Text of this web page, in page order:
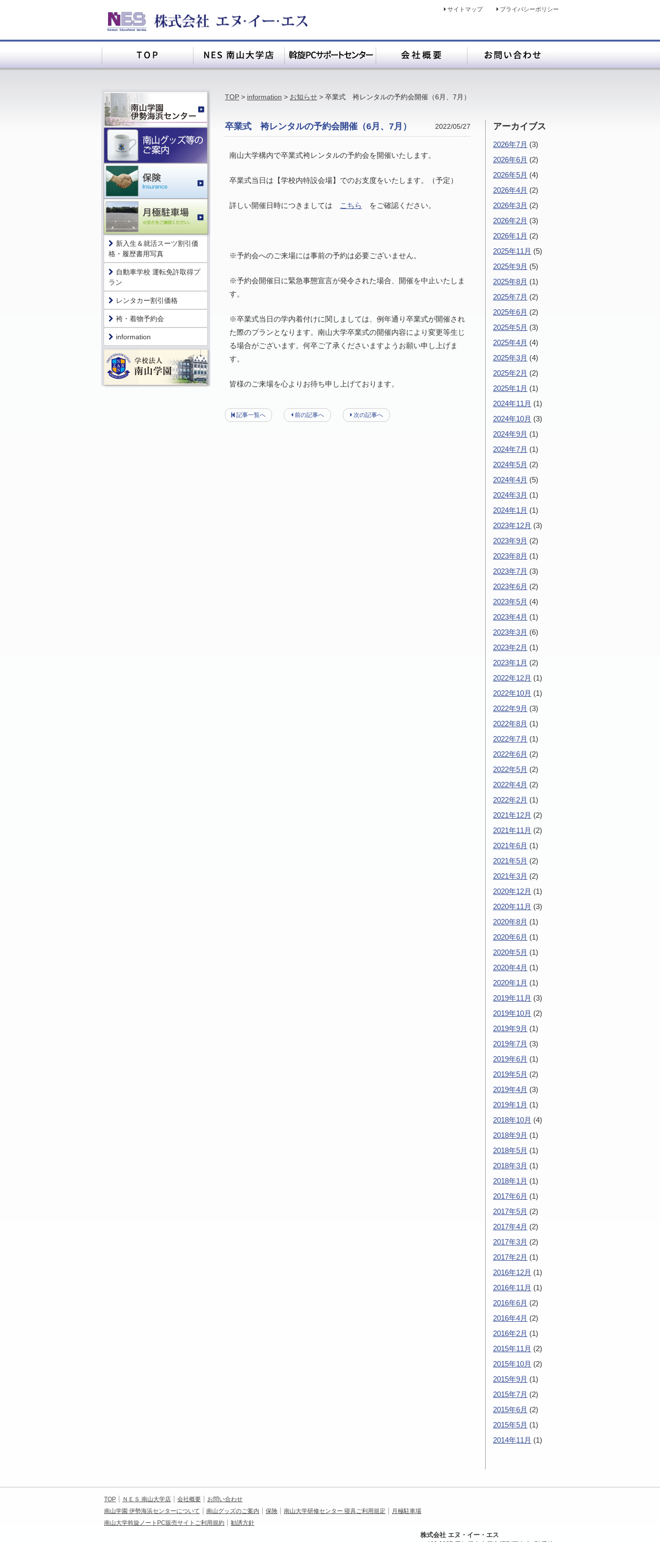
サイトマップ プライバシーポリシー
TOP > information > お知らせ > 卒業式 袴レンタルの予約会開催（6月、7月）
卒業式 袴レンタルの予約会開催（6月、7月） 2022/05/27
南山大学構内で卒業式袴レンタルの予約会を開催いたします。
卒業式当日は【学校内特設会場】でのお支度をいたします。（予定）
詳しい開催日時につきましては こちら をご確認ください。
※予約会へのご来場には事前の予約は必要ございません。
※予約会開催日に緊急事態宣言が発令された場合、開催を中止いたしま
す。
※卒業式当日の学内着付けに関しましては、例年通り卒業式が開催され
た際のプランとなります。南山大学卒業式の開催内容により変更等生じ
る場合がございます。何卒ご了承くださいますようお願い申し上げま
す。
皆様のご来場を心よりお待ち申し上げております。
記事一覧へ 前の記事へ 次の記事へ
アーカイブス
2026年7月 (3)
2026年6月 (2)
2026年5月 (4)
2026年4月 (2)
2026年3月 (2)
2026年2月 (3)
2026年1月 (2)
2025年11月 (5)
2025年9月 (5)
2025年8月 (1)
2025年7月 (2)
2025年6月 (2)
2025年5月 (3)
2025年4月 (4)
2025年3月 (4)
2025年2月 (2)
2025年1月 (1)
2024年11月 (1)
2024年10月 (3)
2024年9月 (1)
2024年7月 (1)
2024年5月 (2)
2024年4月 (5)
2024年3月 (1)
2024年1月 (1)
2023年12月 (3)
2023年9月 (2)
2023年8月 (1)
2023年7月 (3)
2023年6月 (2)
2023年5月 (4)
2023年4月 (1)
2023年3月 (6)
2023年2月 (1)
2023年1月 (2)
2022年12月 (1)
2022年10月 (1)
2022年9月 (3)
2022年8月 (1)
2022年7月 (1)
2022年6月 (2)
2022年5月 (2)
2022年4月 (2)
2022年2月 (1)
2021年12月 (2)
2021年11月 (2)
2021年6月 (1)
2021年5月 (2)
2021年3月 (2)
2020年12月 (1)
2020年11月 (3)
2020年8月 (1)
2020年6月 (1)
2020年5月 (1)
2020年4月 (1)
2020年1月 (1)
2019年11月 (3)
2019年10月 (2)
2019年9月 (1)
2019年7月 (3)
2019年6月 (1)
2019年5月 (2)
2019年4月 (3)
2019年1月 (1)
2018年10月 (4)
2018年9月 (1)
2018年5月 (1)
2018年3月 (1)
2018年1月 (1)
2017年6月 (1)
2017年5月 (2)
2017年4月 (2)
2017年3月 (2)
2017年2月 (1)
2016年12月 (1)
2016年11月 (1)
2016年6月 (2)
2016年4月 (2)
2016年2月 (1)
2015年11月 (2)
2015年10月 (2)
2015年9月 (1)
2015年7月 (2)
2015年6月 (2)
2015年5月 (1)
2014年11月 (1)
新入生＆就活スーツ割引価
格・履歴書用写真
自動車学校 運転免許取得プ
ラン
レンタカー割引価格
袴・着物予約会
information
TOP ＮＥＳ 南山大学店 会社概要
お問い合わせ
南山学園 伊勢海浜センターについて
南山グッズのご案内 保険 南山大学研修センター 寝具ご利用規定
月極駐車場
南山大学斡旋ノートPC販売サイトご利用規約
勧誘方針
株式会社 エヌ・イー・エス